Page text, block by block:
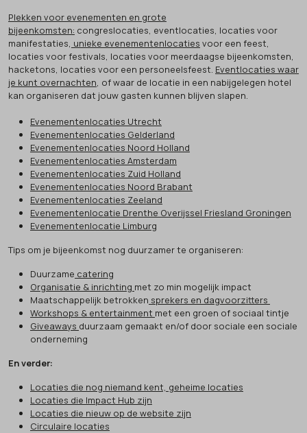
Plekken voor evenementen en grote
bijeenkomsten: congreslocaties, eventlocaties, locaties voor
manifestaties, unieke evenementenlocaties voor een feest,
locaties voor festivals, locaties voor meerdaagse bijeenkomsten,
hacketons, locaties voor een personeelsfeest. Eventlocaties waar
je kunt overnachten, of waar de locatie in een nabijgelegen hotel
kan organiseren dat jouw gasten kunnen blijven slapen.
Evenementenlocaties Utrecht
Evenementenlocaties Gelderland
Evenementenlocaties Noord Holland
Evenementenlocaties Amsterdam
Evenementenlocaties Zuid Holland
Evenementenlocaties Noord Brabant
Evenementenlocaties Zeeland
Evenementenlocatie Drenthe Overijssel Friesland Groningen
Evenementenlocatie Limburg
Tips om je bijeenkomst nog duurzamer te organiseren:
Duurzame catering
Organisatie & inrichting met zo min mogelijk impact
Maatschappelijk betrokken sprekers en dagvoorzitters
Workshops & entertainment met een groen of sociaal tintje
Giveaways duurzaam gemaakt en/of door sociale een sociale
onderneming
En verder:
Locaties die nog niemand kent, geheime locaties
Locaties die Impact Hub zijn
Locaties die nieuw op de website zijn
Circulaire locaties